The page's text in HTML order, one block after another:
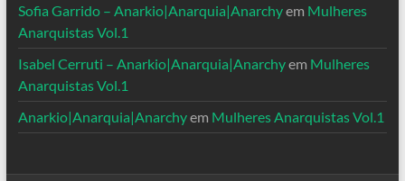
Sofia Garrido – Anarkio|Anarquia|Anarchyem Mulheres
Anarquistas Vol.1
Isabel Cerruti – Anarkio|Anarquia|Anarchyem Mulheres
Anarquistas Vol.1
Anarkio|Anarquia|Anarchyem Mulheres Anarquistas Vol.1